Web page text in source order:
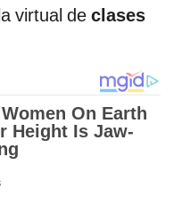
virtual de clases